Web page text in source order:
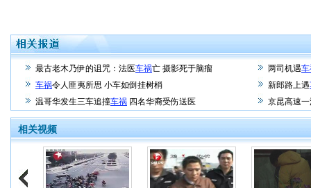
最古老木乃伊的诅咒：法医车祸亡 摄影死于脑瘤 两司机遇
车祸令人匪夷所思 小车如倒挂树梢 新郎路上遇
温哥华发生三车追撞车祸 四名华裔受伤送医 京昆高速
相关视频